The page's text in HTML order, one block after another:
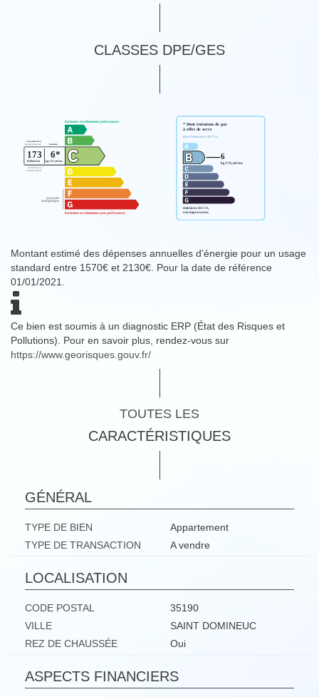
CLASSES DPE/GES
Montant estimé des dépenses annuelles d'énergie pour un usage
standard entre 1570€ et 2130€. Pour la date de référence
01/01/2021.
Ce bien est soumis à un diagnostic ERP (État des Risques et
Pollutions). Pour en savoir plus, rendez-vous sur
https://www.georisques.gouv.fr/
TOUTES LES
CARACTÉRISTIQUES
GÉNÉRAL
TYPE DE BIEN
Appartement
TYPE DE TRANSACTION
A vendre
LOCALISATION
CODE POSTAL
35190
VILLE
SAINT DOMINEUC
REZ DE CHAUSSÉE
Oui
ASPECTS FINANCIERS